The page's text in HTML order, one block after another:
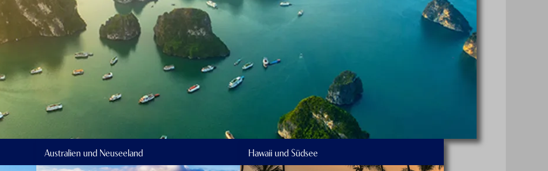
Australien und Neuseeland Hawaii und Südsee